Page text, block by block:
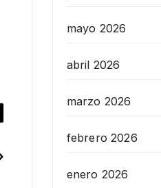
mayo 2026
abril 2026
marzo 2026
febrero 2026
enero 2026